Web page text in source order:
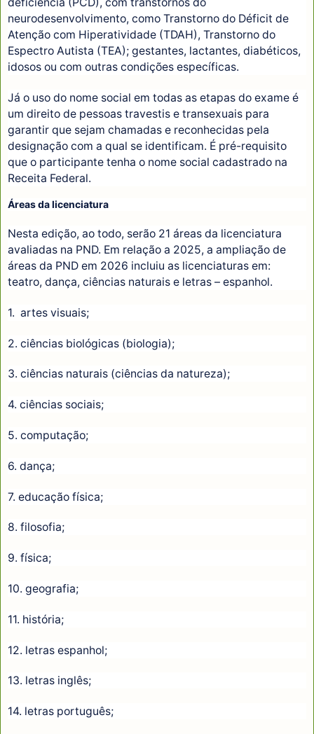
neurodesenvolvimento, como Transtorno do Déficit de
Atenção com Hiperatividade (TDAH), Transtorno do
Espectro Autista (TEA); gestantes, lactantes, diabéticos,
idosos ou com outras condições específicas.
Já o uso do nome social em todas as etapas do exame é
um direito de pessoas travestis e transexuais para
garantir que sejam chamadas e reconhecidas pela
designação com a qual se identificam. É pré-requisito
que o participante tenha o nome social cadastrado na
Receita Federal.
Áreas da licenciatura
Nesta edição, ao todo, serão 21 áreas da licenciatura
avaliadas na PND. Em relação a 2025, a ampliação de
áreas da PND em 2026 incluiu as licenciaturas em:
teatro, dança, ciências naturais e letras – espanhol.
1. artes visuais;
2. ciências biológicas (biologia);
3. ciências naturais (ciências da natureza);
4. ciências sociais;
5. computação;
6. dança;
7. educação física;
8. filosofia;
9. física;
10. geografia;
11. história;
12. letras espanhol;
13. letras inglês;
14. letras português;